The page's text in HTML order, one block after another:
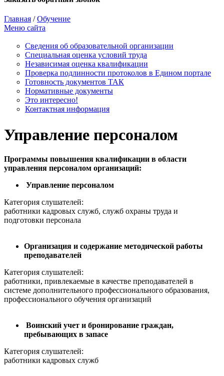
Главная /Обучение
Меню сайта
Сведения об образовательной организации
Cпециальная оценка условий труда
Независимая оценка квалификации
Проверка подлинности протоколов в Едином портале
Готовность документов ТАК
Нормативные документы
Это интересно!
Контактная информация
Управление персоналом
Программы повышения квалификации в области
управления персоналом организаций:
Управление персоналом
Категория слушателей:
работники кадровых служб, служб охраны труда и
подготовки персонала
Организация и содержание методической работы
преподавателей
Категория слушателей:
работники, привлекаемые в качестве преподавателей в
системе дополнительного профессионального образования,
профессионального обучения организаций
Воинский учет и бронирование граждан,
пребывающих в запасе
Категория слушателей:
работники кадровых служб